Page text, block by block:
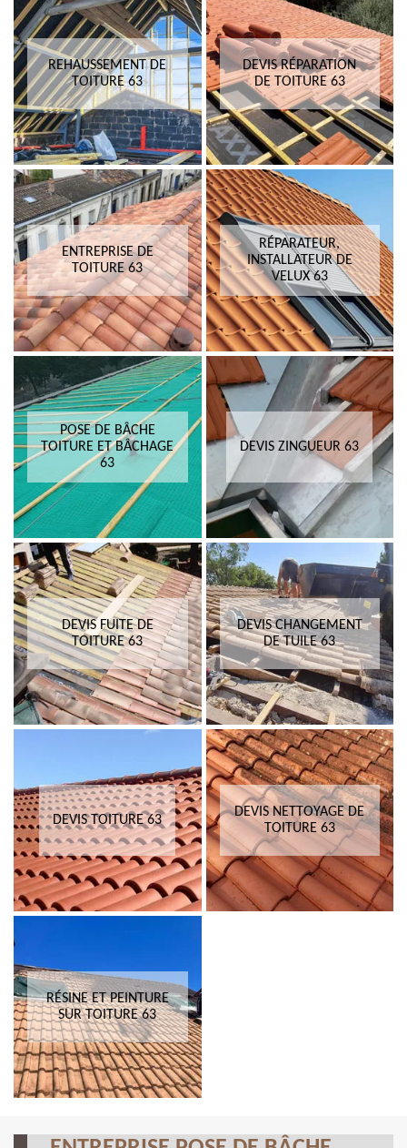
REHAUSSEMENT DE
TOITURE 63
DEVIS RÉPARATION
DE TOITURE 63
ENTREPRISE DE
TOITURE 63
RÉPARATEUR,
INSTALLATEUR DE
VELUX 63
POSE DE BÂCHE
TOITURE ET BÂCHAGE
63
DEVIS ZINGUEUR 63
DEVIS FUITE DE
TOITURE 63
DEVIS CHANGEMENT
DE TUILE 63
DEVIS TOITURE 63
DEVIS NETTOYAGE DE
TOITURE 63
RÉSINE ET PEINTURE
SUR TOITURE 63